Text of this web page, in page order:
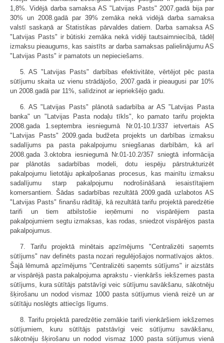
1,8%. Vidējā darba samaksa AS "Latvijas Pasts" 2007.gadā bija par
30% un 2008.gadā par 39% zemāka nekā vidējā darba samaksa
valstī saskaņā ar Statistikas pārvaldes datiem. Darba samaksa AS
"Latvijas Pasts" ir būtiski zemāka nekā vidēji tautsaimniecībā, tādēļ
izmaksu pieaugums, kas saistīts ar darba samaksas palielinājumu AS
"Latvijas Pasts" ir pamatots un nepieciešams.
5. AS "Latvijas Pasts" darbības efektivitāte, vērtējot pēc pasta
sūtījumu skaita uz vienu strādājošo, 2007.gadā ir pieaugusi par 10%
un 2008.gadā par 11%, salīdzinot ar iepriekšējo gadu.
6. AS "Latvijas Pasts" plānotā sadarbība ar AS "Latvijas Pasta
banka" un "Latvijas Pasta nodaļu tīkls", ko pamato tarifu projekta
2008.gada 1.septembra iesniegumā Nr.01-10.1/337 ietvertais AS
"Latvijas Pasts" 2009.gada budžeta projekts un darbības izmaksu
sadalījums pa pasta pakalpojumu sniegšanas darbībām, kā arī
2008.gada 3.oktobra iesniegumā Nr.01-10.2/357 sniegtā informācija
par plānotās sadarbības modeli, dotu iespēju pārstrukturizēt
pakalpojumu lietotāju apkalpošanas procesus, kas mainītu izmaksu
sadalījumu starp pakalpojumu nodrošināšanā iesaistītajiem
komersantiem. Šādas sadarbības rezultātā 2009.gadā uzlabotos AS
"Latvijas Pasts" finanšu rādītāji, kā rezultātā tarifu projektā paredzētie
tarifi un tiem atbilstošie ieņēmumi no vispārējiem pasta
pakalpojumiem segtu izmaksas, kas rodas, sniedzot vispārējos pasta
pakalpojumus.
7. Tarifu projektā minētais apzīmējums "Centralizēti saņemts
sūtījums" nav definēts pasta nozari regulējošajos normatīvajos aktos.
Šajā lēmumā apzīmējums "Centralizēti saņemts sūtījums" ir aizstāts
ar vispārējā pasta pakalpojuma aprakstu - vienkāršs iekšzemes pasta
sūtījums, kura sūtītājs patstāvīgi veic sūtījumu savākšanu, sākotnēju
šķirošanu un nodod vismaz 1000 pasta sūtījumus vienā reizē un ar
sūtītāju noslēgts attiecīgs līgums.
8. Tarifu projektā paredzētie zemākie tarifi vienkāršiem iekšzemes
sūtījumiem, kuru sūtītājs patstāvīgi veic sūtījumu savākšanu,
sākotnēju šķirošanu un nodod vismaz 1000 pasta sūtījumus vienā